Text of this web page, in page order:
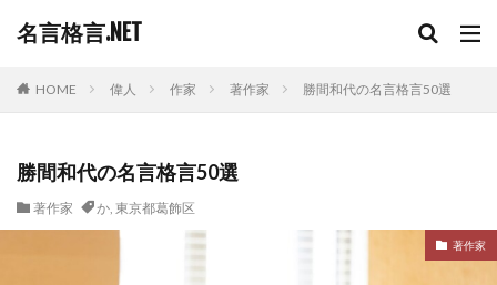
名言格言.NET
HOME 偉人 作家 著作家 勝間和代の名言格言50選
勝間和代の名言格言50選
著作家 か, 東京都葛飾区
著作家